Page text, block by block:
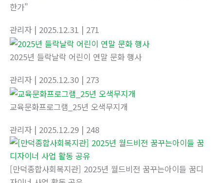
한가"
관리자 | 2025.12.31 | 271
2025년 들락날락 어린이 연말 문화 행사
관리자 | 2025.12.30 | 273
교육문화프로그램_25년 오색무지개
관리자 | 2025.12.29 | 248
[만덕종합사회복지관] 2025년 월드비전 꿈꾸는아이들 꿈디